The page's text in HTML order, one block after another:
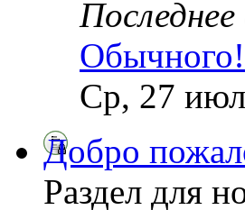
Обычного!
Ср, 27
Добро
Раздел для